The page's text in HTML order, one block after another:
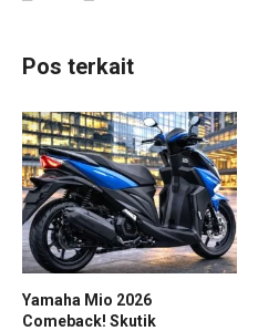
Pos terkait
Yamaha Mio 2026
Comeback! Skutik